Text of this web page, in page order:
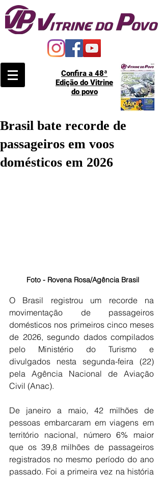
Confira a 48ª
Edição do Vitrine
do povo
Brasil bate recorde de
passageiros em voos
domésticos em 2026
Foto - Rovena Rosa/Agência Brasil
O Brasil registrou um recorde na
movimentação de passageiros
domésticos nos primeiros cinco meses
de 2026, segundo dados compilados
pelo Ministério do Turismo e
divulgados nesta segunda-feira (22)
pela Agência Nacional de Aviação
Civil (Anac).
De janeiro a maio, 42 milhões de
pessoas embarcaram em viagens em
território nacional, número 6% maior
que os 39,8 milhões de passageiros
registrados no mesmo período do ano
passado. Foi a primeira vez na história